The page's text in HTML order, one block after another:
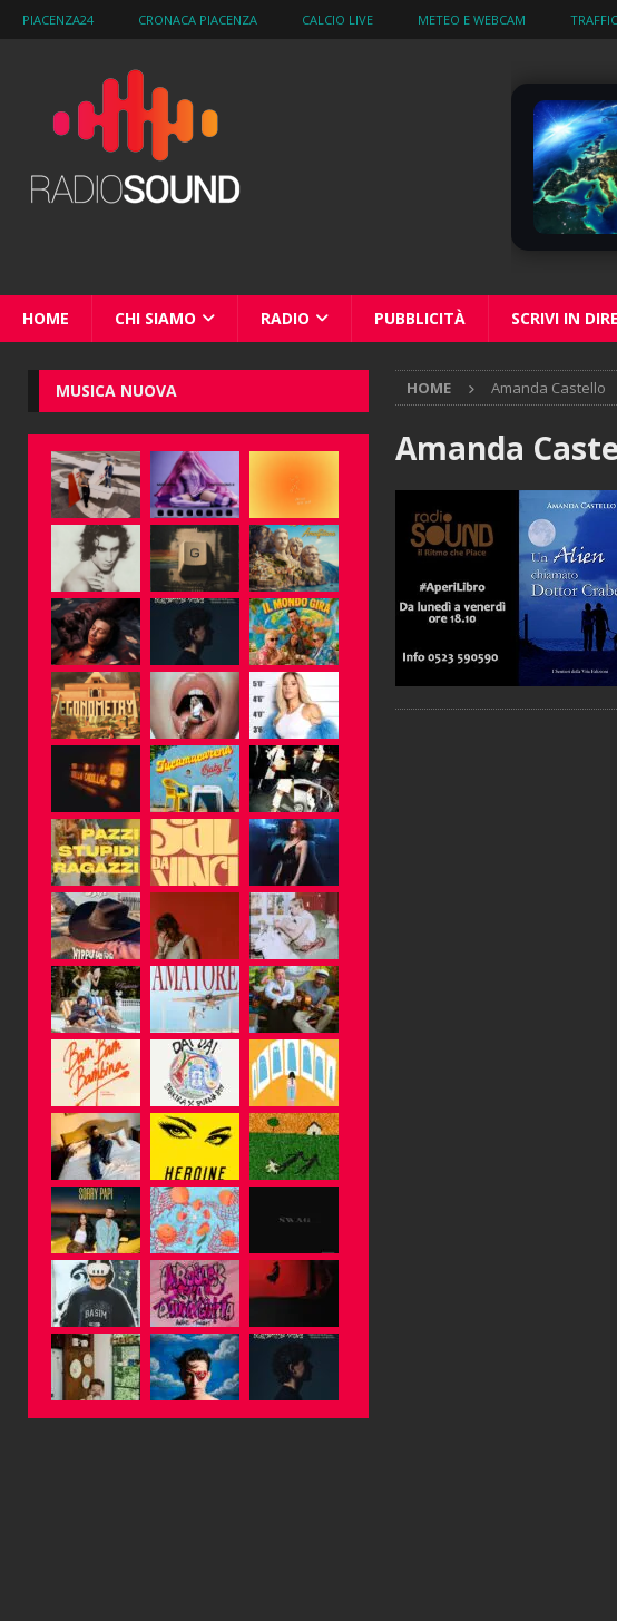
PIACENZA24 CRONACA PIACENZA CALCIO LIVE METEO E WEBCAM
HOME CHI SIAMO RADIO PUBBLICITÀ SCRIVI IN
HOME Amanda Castello
Amanda
MUSICA NUOVA